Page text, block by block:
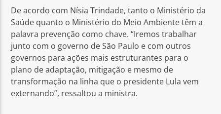
De acordo com Nísia Trindade, tanto o Ministério da
Saúde quanto o Ministério do Meio Ambiente têm a
palavra prevenção como chave. “Iremos trabalhar
junto com o governo de São Paulo e com outros
governos para ações mais estruturantes para o
plano de adaptação, mitigação e mesmo de
transformação na linha que o presidente Lula vem
externando”, ressaltou a ministra.